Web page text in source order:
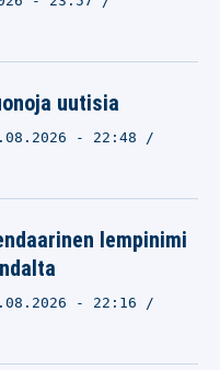
uutisia
- 22:48
lempinimi
- 22:16